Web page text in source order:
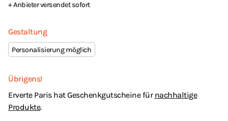
+ Anbieter versendet sofort
Gestaltung
Personalisierung möglich
Übrigens!
Erverte Paris hat Geschenkgutscheine für nachhaltige
Produkte.